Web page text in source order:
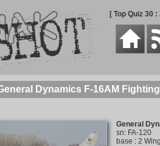
[ Top Quiz 30
Dynamics F-16AM
General
sn: FA-120
base : 2